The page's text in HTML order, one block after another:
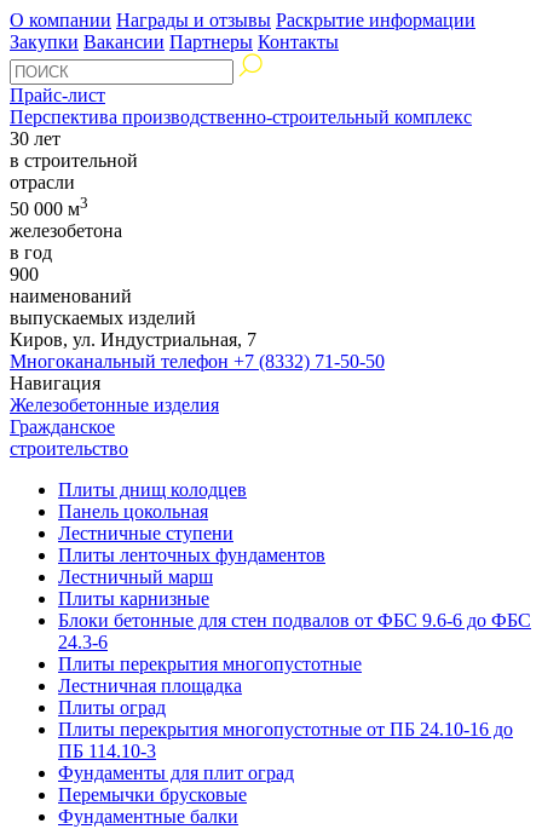
О компании Награды и отзывы Раскрытие информации
Закупки Вакансии Партнеры Контакты
Прайс-лист
Перспектива производственно-строительный комплекс
30 лет
в строительной
отрасли
50 000 м3
железобетона
в год
900
наименований
выпускаемых изделий
Киров, ул. Индустриальная, 7
Многоканальный телефон +7 (8332) 71-50-50
Навигация
Железобетонные изделия
Гражданское
строительство
Плиты днищ колодцев
Панель цокольная
Лестничные ступени
Плиты ленточных фундаментов
Лестничный марш
Плиты карнизные
Блоки бетонные для стен подвалов от ФБС 9.6-6 до ФБС
24.3-6
Плиты перекрытия многопустотные
Лестничная площадка
Плиты оград
Плиты перекрытия многопустотные от ПБ 24.10-16 до
ПБ 114.10-3
Фундаменты для плит оград
Перемычки брусковые
Фундаментные балки